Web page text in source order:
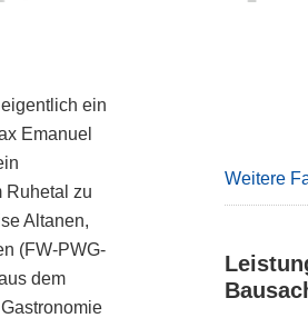
ein
Emanuel
Ruhetal zu
Altanen,
(FW-PWG-
dem
Weitere